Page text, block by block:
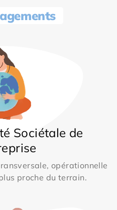
Sociétale de
opérationnelle
proche du terrain.